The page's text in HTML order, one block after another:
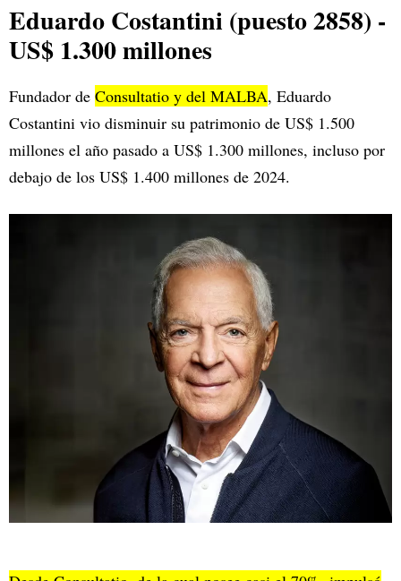
Eduardo Costantini (puesto 2858) -
US$ 1.300 millones
Fundador de Consultatio y del MALBA, Eduardo
Costantini vio disminuir su patrimonio de US$ 1.500
millones el año pasado a US$ 1.300 millones, incluso por
debajo de los US$ 1.400 millones de 2024.